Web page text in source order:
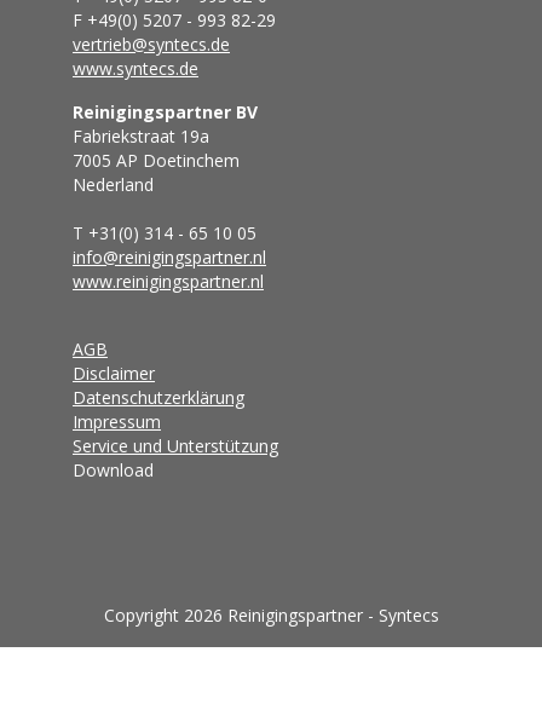
F +49(0) 5207 - 993 82-29
vertrieb@syntecs.de
www.syntecs.de
Reinigingspartner BV
Fabriekstraat 19a
7005 AP Doetinchem
Nederland
T +31(0) 314 - 65 10 05
info@reinigingspartner.nl
www.reinigingspartner.nl
AGB
Disclaimer
Datenschutzerklärung
Impressum
Service und Unterstützung
Download
Copyright 2026 Reinigingspartner - Syntecs